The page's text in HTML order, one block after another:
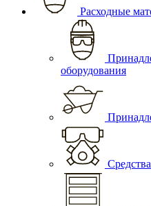
Расходные
оборудования